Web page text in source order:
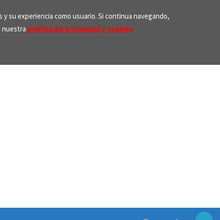
su experiencia como usuario. Si continua navegando,
nuestra política de privacidad y cookies